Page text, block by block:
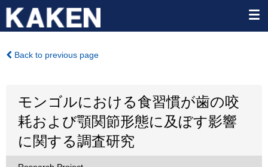
Back to previous page
モンゴルにおける食習慣が歯の咬
耗および顎関節形態に及ぼす影響
に関する調査研究